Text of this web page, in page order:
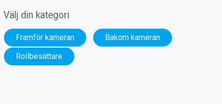
Välj din kategori
Framför kameran
Bakom kameran
Rollbesättare